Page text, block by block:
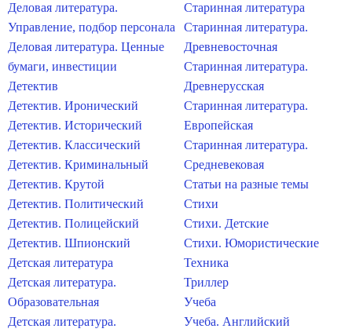
Деловая литература.
Управление, подбор персонала
Деловая литература. Ценные
бумаги, инвестиции
Детектив
Детектив. Иронический
Детектив. Исторический
Детектив. Классический
Детектив. Криминальный
Детектив. Крутой
Детектив. Политический
Детектив. Полицейский
Детектив. Шпионский
Детская литература
Детская литература.
Образовательная
Детская литература.
Старинная литература
Старинная литература.
Древневосточная
Старинная литература.
Древнерусская
Старинная литература.
Европейская
Старинная литература.
Средневековая
Статьи на разные темы
Стихи
Стихи. Детские
Стихи. Юмористические
Техника
Триллер
Учеба
Учеба. Английский